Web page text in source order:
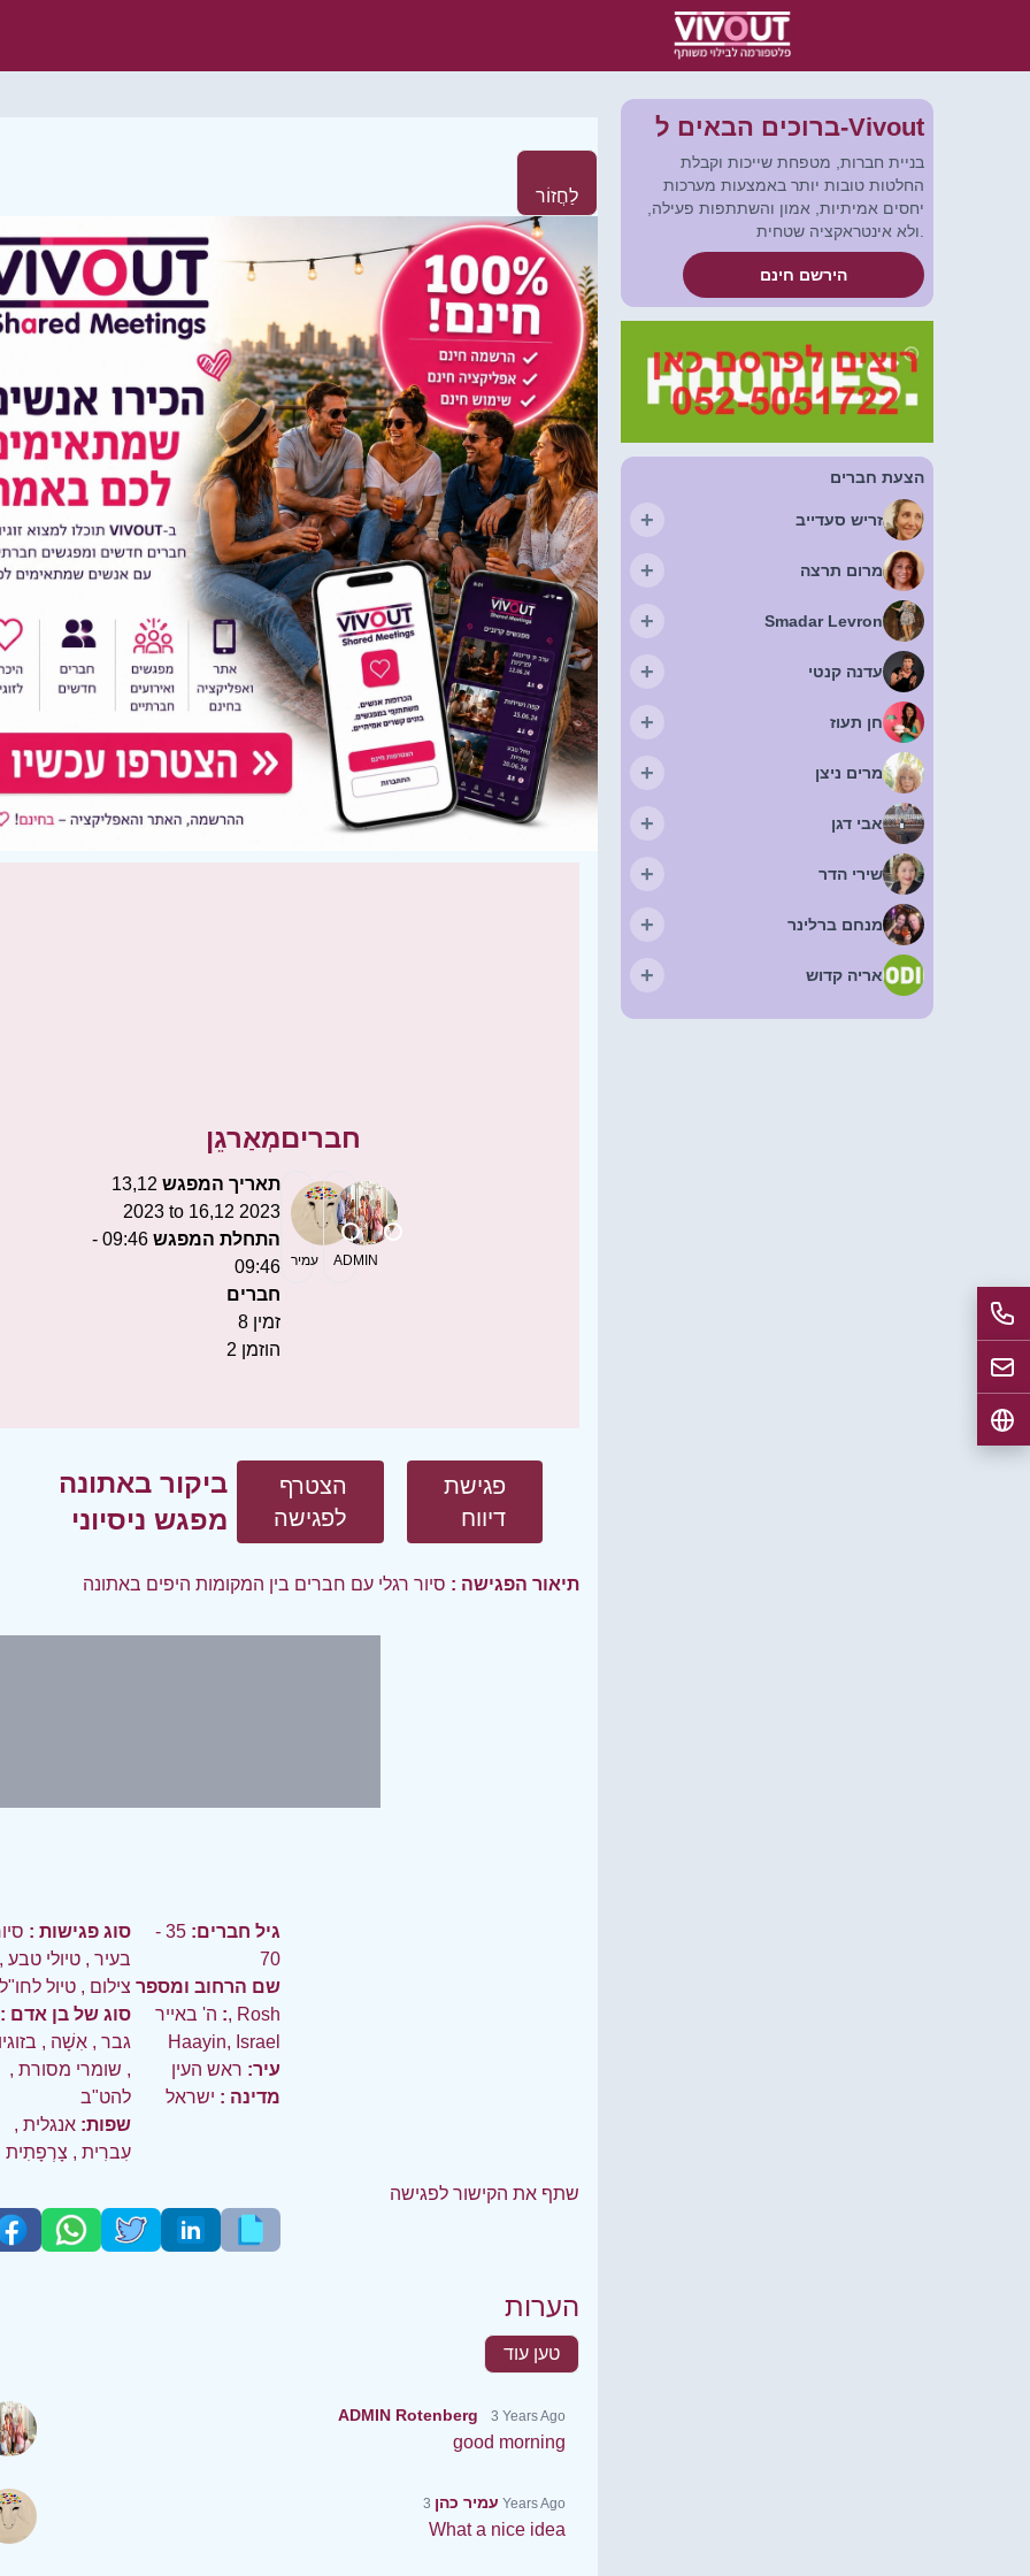
לַחֲזוֹר
מְאַרגֵן
תאריך המפגש 13,12
2023 to 16,12 2023
התחלת המפגש
09:46 -
09:46
חברים
8 זמין
2 הוזמן
חברים
עמיר ADMIN
ביקור באתונה
מפגש ניסיוני
הצטרף
לפגישה
פגישת
דיווח
תיאור הפגישה : סיור רגלי עם חברים בין המקומות היפים באתונה
סוג פגישות :
בעיר , טיולי טבע ,
צילום , טיול לחו"ל
סוג של בן אדם :
גבר , אִשָׁה ,
, שומרי מסורת ,
להט"ב
שפות: אנגלית ,
עִברִית , צָרְפָתִית
גיל חברים:
35 -
70
שם הרחוב ומספר
: ה' באייר, Rosh
Haayin, Israel
עיר: ראש העין
מדינה : ישראל
שתף את הקישור לפגישה
הערות
טען עוד
ADMIN Rotenberg 3 Years Ago
good morning
עמיר כהן 3 Years Ago
What a nice idea
ברוכים הבאים ל-Vivout
בניית חברות, מטפחת שייכות וקבלת
החלטות טובות יותר באמצעות מערכות
יחסים אמיתיות, אמון והשתתפות פעילה,
הירשם חינם
הצעת חברים
זריש סעדייב +
מרום תרצה +
Smadar Levron
+
עדנה קנטי +
חן תעוז +
מרים ניצן +
אבי דגן +
שירי הדר +
מנחם ברלינר +
אריה קדוש +